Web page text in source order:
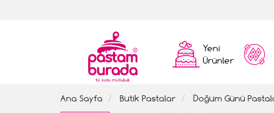
Yeni
Ürünler
Ana Sayfa Butik Pastalar Doğum Günü